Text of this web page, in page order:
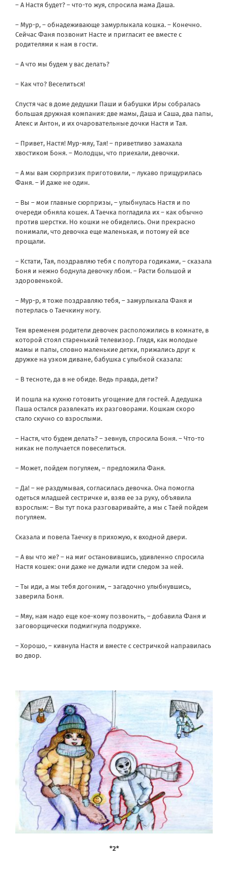
– А Настя будет? – что-то жуя, спросила мама Даша.
– Мур-р, – обнадеживающе замурлыкала кошка. – Конечно.
Сейчас Фаня позвонит Насте и пригласит ее вместе с
родителями к нам в гости.
– А что мы будем у вас делать?
– Как что? Веселиться!
Спустя час в доме дедушки Паши и бабушки Иры собралась
большая дружная компания: две мамы, Даша и Саша, два папы,
Алекс и Антон, и их очаровательные дочки Настя и Тая.
– Привет, Настя! Мур-мяу, Тая! – приветливо замахала
хвостиком Боня. – Молодцы, что приехали, девочки.
– А мы вам сюрпризик приготовили, – лукаво прищурилась
Фаня. – И даже не один.
– Вы – мои главные сюрпризы, – улыбнулась Настя и по
очереди обняла кошек. А Таечка погладила их – как обычно
против шерстки. Но кошки не обиделись. Они прекрасно
понимали, что девочка еще маленькая, и потому ей все
прощали.
– Кстати, Тая, поздравляю тебя с полутора годиками, – сказала
Боня и нежно боднула девочку лбом. – Расти большой и
здоровенькой.
– Мур-р, я тоже поздравляю тебя, – замурлыкала Фаня и
потерлась о Таечкину ногу.
Тем временем родители девочек расположились в комнате, в
которой стоял старенький телевизор. Глядя, как молодые
мамы и папы, словно маленькие детки, прижались друг к
дружке на узком диване, бабушка с улыбкой сказала:
– В тесноте, да в не обиде. Ведь правда, дети?
И пошла на кухню готовить угощение для гостей. А дедушка
Паша остался развлекать их разговорами. Кошкам скоро
стало скучно со взрослыми.
– Настя, что будем делать? – зевнув, спросила Боня. – Что-то
никак не получается повеселиться.
– Может, пойдем погуляем, – предложила Фаня.
– Да! – не раздумывая, согласилась девочка. Она помогла
одеться младшей сестричке и, взяв ее за руку, объявила
взрослым: – Вы тут пока разговаривайте, а мы с Таей пойдем
погуляем.
Сказала и повела Таечку в прихожую, к входной двери.
– А вы что же? – на миг остановившись, удивленно спросила
Настя кошек: они даже не думали идти следом за ней.
– Ты иди, а мы тебя догоним, – загадочно улыбнувшись,
заверила Боня.
– Мяу, нам надо еще кое-кому позвонить, – добавила Фаня и
заговорщически подмигнула подружке.
– Хорошо, – кивнула Настя и вместе с сестричкой направилась
во двор.
*2*